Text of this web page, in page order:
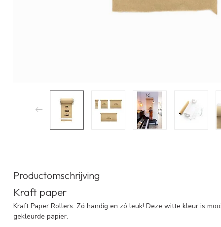
Productomschrijving
Kraft paper
Kraft Paper Rollers. Zó handig en zó leuk! Deze witte kleur is
gekleurde papier.